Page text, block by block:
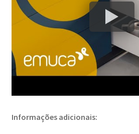
Informações adicionais: